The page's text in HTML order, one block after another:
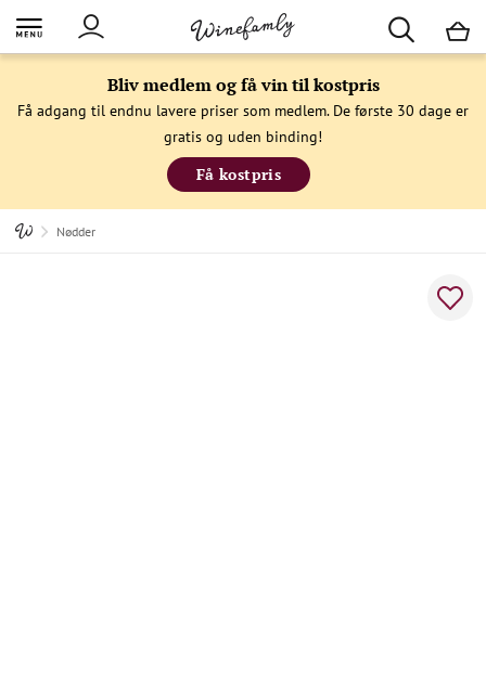
Bliv medlem og få vin til kostpris
Få adgang til endnu lavere priser som medlem. De første 30 dage er
gratis og uden binding!
Få kostpris
Nødder